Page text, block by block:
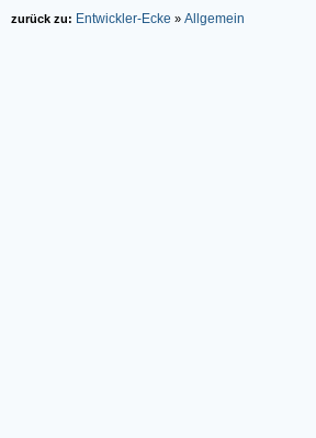
zurück zu: Entwickler-Ecke » Allgemein